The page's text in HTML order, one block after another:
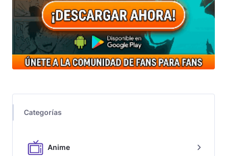
Categorías
Anime